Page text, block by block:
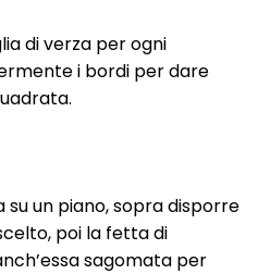
di verza per ogni
i bordi per dare
su un piano, sopra disporre
poi la fetta di
sagomata per